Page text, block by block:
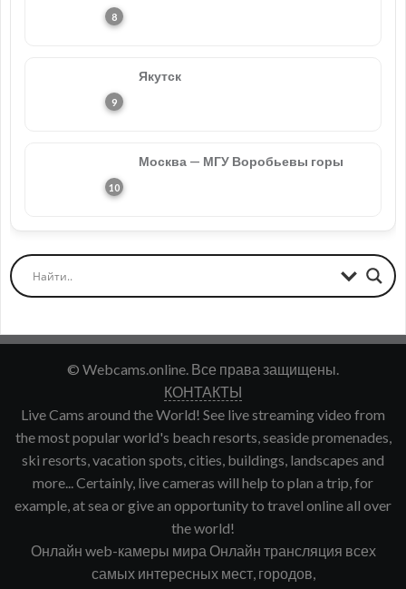
Якутск
Москва — МГУ Воробьевы горы
© Webcams.online. Все права защищены.
КОНТАКТЫ
Live Cams around the World! See live streaming video from
the most popular world's beach resorts, seaside promenades,
ski resorts, vacation spots, cities, buildings, landscapes and
more... Certainly, live cameras will help to plan a trip, for
example, at sea or give an opportunity to travel online all over
the world!
Онлайн web-камеры мира Онлайн трансляция всех
самых интересных мест, городов,